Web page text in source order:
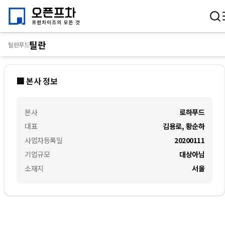
🏢 본사 정보
본사
대표
사업자등록일
기업규모
소재지
로하푸드
김용로, 황순하
20200111
대상아님
서울
틸란푸드틸란